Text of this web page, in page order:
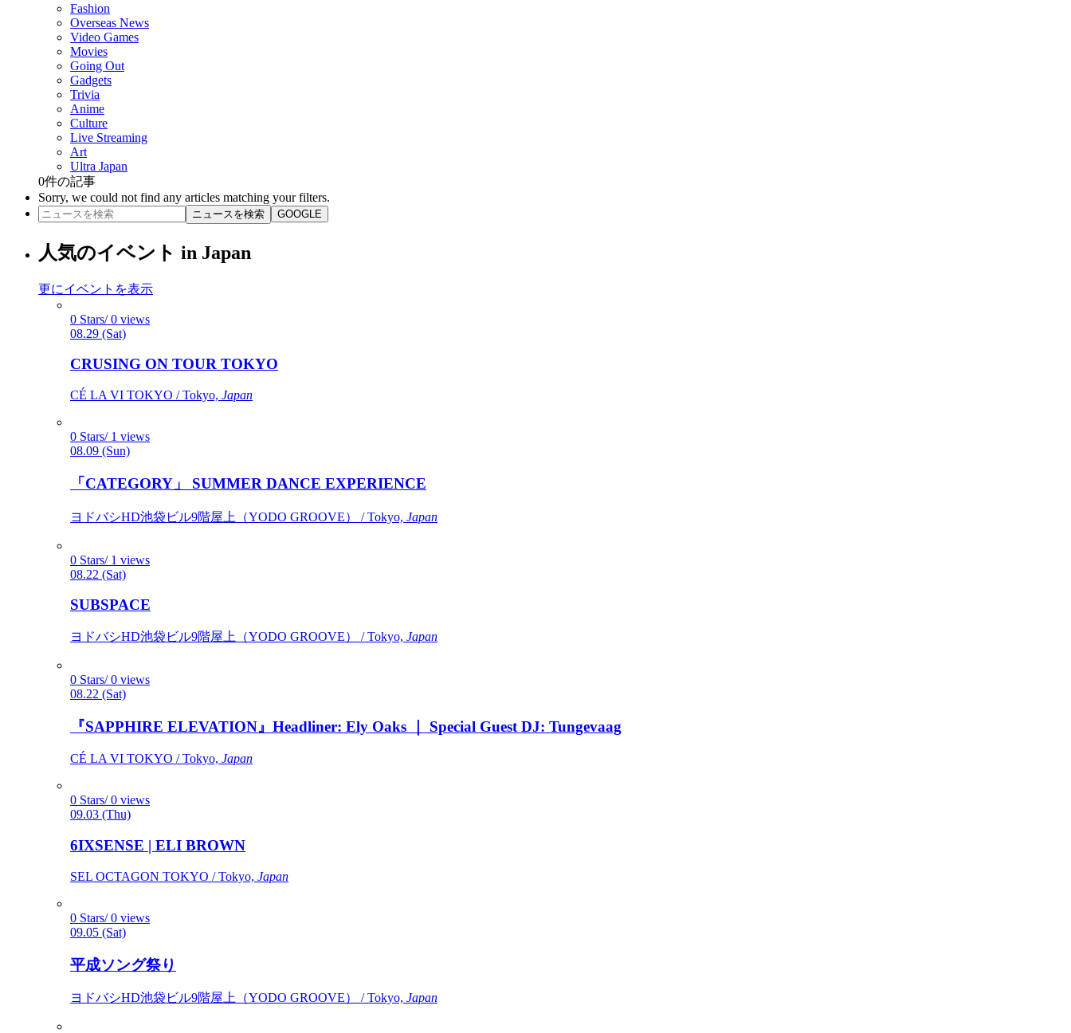
Fashion
Overseas News
Video Games
Movies
Going Out
Gadgets
Trivia
Anime
Culture
Live Streaming
Art
Ultra Japan
0件の記事
Sorry, we could not find any articles matching your filters.
ニュースを検索 GOOGLE
人気のイベント in Japan
更にイベントを表示
0 Stars/ 0 views
08.29 (Sat)
CRUSING ON TOUR TOKYO
CÉ LA VI TOKYO / Tokyo, Japan
0 Stars/ 1 views
08.09 (Sun)
「CATEGORY」 SUMMER DANCE EXPERIENCE
ヨドバシHD池袋ビル9階屋上（YODO GROOVE） / Tokyo, Japan
0 Stars/ 1 views
08.22 (Sat)
SUBSPACE
ヨドバシHD池袋ビル9階屋上（YODO GROOVE） / Tokyo, Japan
0 Stars/ 0 views
08.22 (Sat)
『SAPPHIRE ELEVATION』Headliner: Ely Oaks ｜ Special Guest DJ: Tungevaag
CÉ LA VI TOKYO / Tokyo, Japan
0 Stars/ 0 views
09.03 (Thu)
6IXSENSE | ELI BROWN
SEL OCTAGON TOKYO / Tokyo, Japan
0 Stars/ 0 views
09.05 (Sat)
平成ソング祭り
ヨドバシHD池袋ビル9階屋上（YODO GROOVE） / Tokyo, Japan